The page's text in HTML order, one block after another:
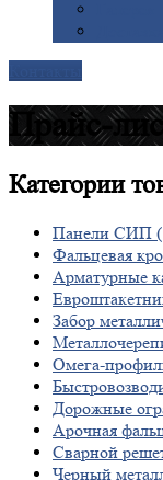
Прайс-
Категории
Панели СИП
Фальцевая
Арматурные
Забор
Омега-
Дорожные
Арочная
Сварной
Черный